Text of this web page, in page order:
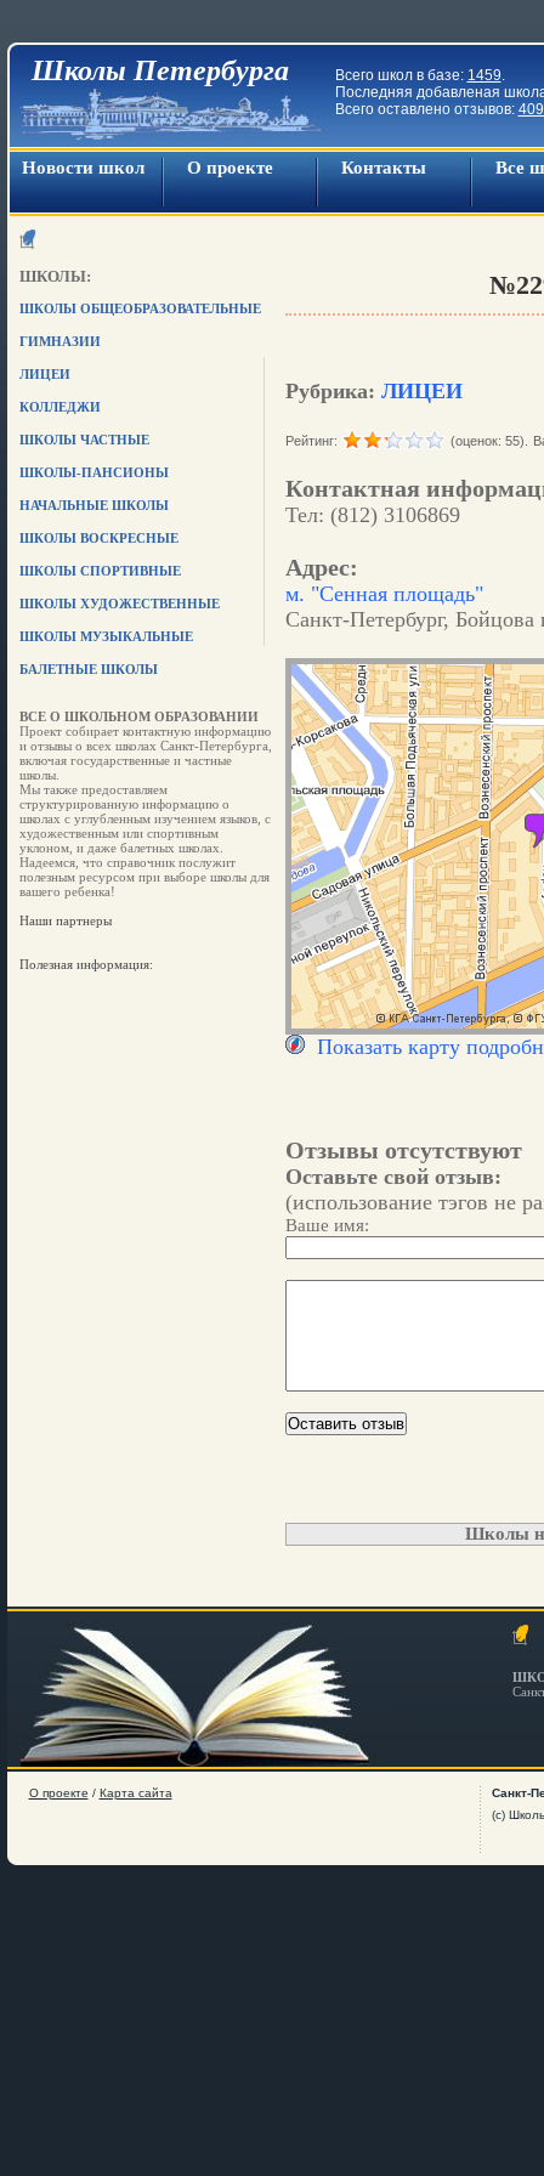
Школы Петербурга Всего школ в базе: 1459.
Последняя добавленая
Всего оставлено отзывов:
Новости школ О проекте Контакты Все
ШКОЛЫ:
ШКОЛЫ ОБЩЕОБРАЗОВАТЕЛЬНЫЕ
ГИМНАЗИИ
ЛИЦЕИ
КОЛЛЕДЖИ
ШКОЛЫ ЧАСТНЫЕ
ШКОЛЫ-ПАНСИОНЫ
НАЧАЛЬНЫЕ ШКОЛЫ
ШКОЛЫ ВОСКРЕСНЫЕ
ШКОЛЫ СПОРТИВНЫЕ
ШКОЛЫ ХУДОЖЕСТВЕННЫЕ
ШКОЛЫ МУЗЫКАЛЬНЫЕ
БАЛЕТНЫЕ ШКОЛЫ
ВСЕ О ШКОЛЬНОМ ОБРАЗОВАНИИ
Проект собирает контактную информацию
и отзывы о всех школах Санкт-Петербурга,
включая государственные и частные
школы.
Мы также предоставляем
структурированную информацию о
школах с углубленным изучением языков, с
художественным или спортивным
уклоном, и даже балетных школах.
Надеемся, что справочник послужит
полезным ресурсом при выборе школы для
вашего ребенка!
Наши партнеры
Полезная информация:
Рубрика: ЛИЦЕИ
Рейтинг: (оценок: 55).
Контактная
Тел: (812) 3106869
Адрес:
м. "Сенная площадь"
Санкт-Петербург, Бойцова
Показать карту
Отзывы отсутствуют
Оставьте свой отзыв:
(использование тэгов не
Ваше имя:
Школы
О проекте / Карта сайта
Санкт-
(c)